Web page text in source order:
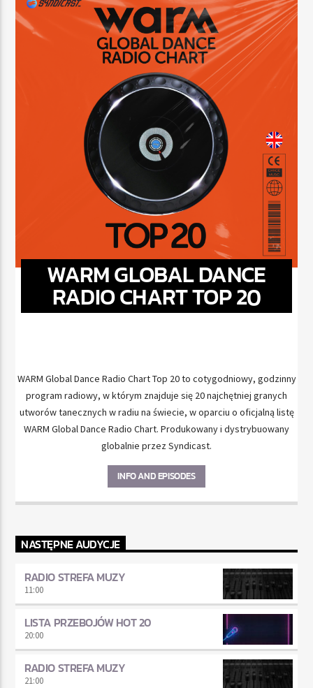
WARM GLOBAL DANCE
RADIO CHART TOP 20
WARM Global Dance Radio Chart Top 20 to cotygodniowy, godzinny
program radiowy, w którym znajduje się 20 najchętniej granych
utworów tanecznych w radiu na świecie, w oparciu o oficjalną listę
WARM Global Dance Radio Chart. Produkowany i dystrybuowany
globalnie przez Syndicast.
INFO AND EPISODES
NASTĘPNE AUDYCJE
RADIO STREFA MUZY
11:00
LISTA PRZEBOJÓW HOT 20
20:00
RADIO STREFA MUZY
21:00